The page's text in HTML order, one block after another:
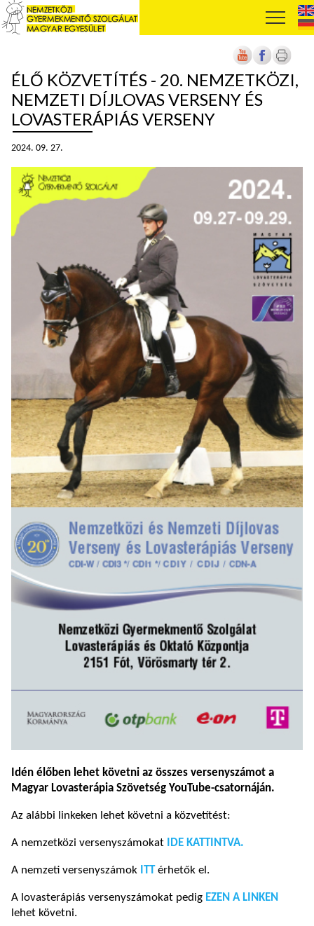
ÉLŐ KÖZVETÍTÉS - 20. NEMZETKÖZI,
NEMZETI DÍJLOVAS VERSENY ÉS
LOVASTERÁPIÁS VERSENY
2024. 09. 27.
Idén élőben lehet követni az összes versenyszámot a
Magyar Lovasterápia Szövetség YouTube-csatornáján.
Az alábbi linkeken lehet követni a közvetítést:
A nemzetközi versenyszámokat IDE KATTINTVA.
A nemzeti versenyszámok ITTérhetők el.
A lovasterápiás versenyszámokat pedig EZEN A LINKEN
lehet követni.